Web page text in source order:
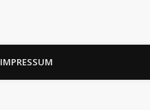
IMPRESSUM